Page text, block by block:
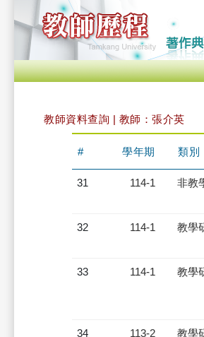
教師資料查詢 | 教師：張介英
# 學年期 類別
31 114-1 非教
32 114-1 教學
33 114-1 教學
34 113-2 教學